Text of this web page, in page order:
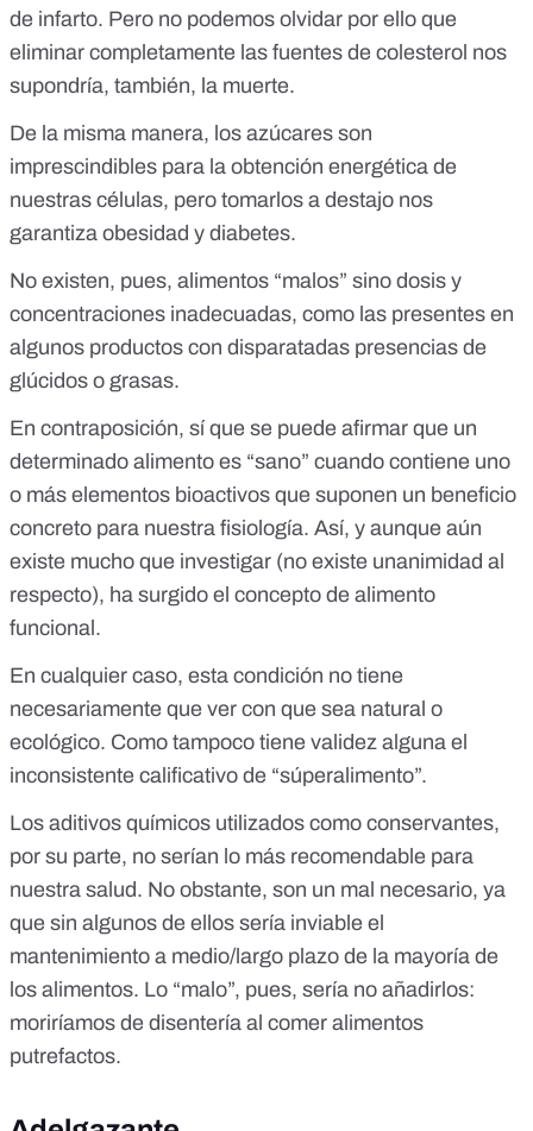
de infarto. Pero no podemos olvidar por ello que
eliminar completamente las fuentes de colesterol nos
supondría, también, la muerte.
De la misma manera, los azúcares son
imprescindibles para la obtención energética de
nuestras células, pero tomarlos a destajo nos
garantiza obesidad y diabetes.
No existen, pues, alimentos “malos” sino dosis y
concentraciones inadecuadas, como las presentes en
algunos productos con disparatadas presencias de
glúcidos o grasas.
En contraposición, sí que se puede afirmar que un
determinado alimento es “sano” cuando contiene uno
o más elementos bioactivos que suponen un beneficio
concreto para nuestra fisiología. Así, y aunque aún
existe mucho que investigar (no existe unanimidad al
respecto), ha surgido el concepto de alimento
funcional .
En cualquier caso, esta condición no tiene
necesariamente que ver con que sea natural o
ecológico. Como tampoco tiene validez alguna el
inconsistente calificativo de “súperalimento”.
Los aditivos químicos utilizados como conservantes,
por su parte, no serían lo más recomendable para
nuestra salud. No obstante, son un mal necesario, ya
que sin algunos de ellos sería inviable el
mantenimiento a medio/largo plazo de la mayoría de
los alimentos. Lo “malo”, pues, sería no añadirlos:
moriríamos de disentería al comer alimentos
putrefactos.